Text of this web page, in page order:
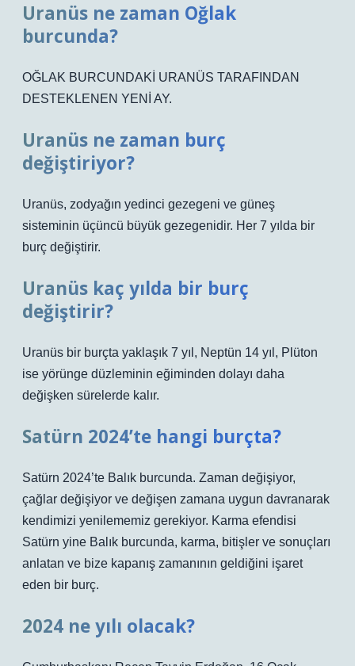
Uranüs ne zaman Oğlak
burcunda?
OĞLAK BURCUNDAKİ URANÜS TARAFINDAN
DESTEKLENEN YENİ AY.
Uranüs ne zaman burç
değiştiriyor?
Uranüs, zodyağın yedinci gezegeni ve güneş
sisteminin üçüncü büyük gezegenidir. Her 7 yılda bir
burç değiştirir.
Uranüs kaç yılda bir burç
değiştirir?
Uranüs bir burçta yaklaşık 7 yıl, Neptün 14 yıl, Plüton
ise yörünge düzleminin eğiminden dolayı daha
değişken sürelerde kalır.
Satürn 2024’te hangi burçta?
Satürn 2024’te Balık burcunda. Zaman değişiyor,
çağlar değişiyor ve değişen zamana uygun davranarak
kendimizi yenilememiz gerekiyor. Karma efendisi
Satürn yine Balık burcunda, karma, bitişler ve sonuçları
anlatan ve bize kapanış zamanının geldiğini işaret
eden bir burç.
2024 ne yılı olacak?